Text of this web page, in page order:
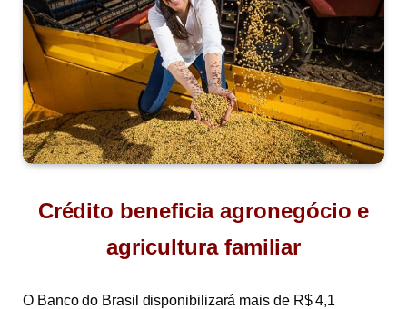
Crédito beneficia agronegócio e
agricultura familiar
O Banco do Brasil disponibilizará mais de R$ 4,1